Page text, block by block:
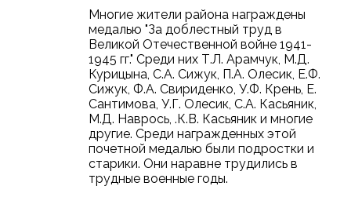
Многие жители района награждены
медалью "За доблестный труд в
Великой Отечественной войне 1941-
1945 гг." Среди них Т.Л. Арамчук, М.Д.
Курицына, С.А. Сижук, П.А. Олесик, Е.Ф.
Сижук, Ф.А. Свириденко, У.Ф. Крень, Е.
Сантимова, У.Г. Олесик, С.А. Касьяник,
М.Д. Наврось, .К.В. Касьяник и многие
другие. Среди награжденных этой
почетной медалью были подростки и
старики. Они наравне трудились в
трудные военные годы.